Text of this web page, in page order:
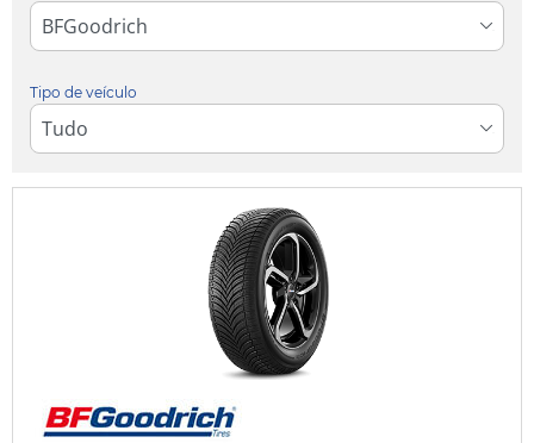
Tipo de veículo